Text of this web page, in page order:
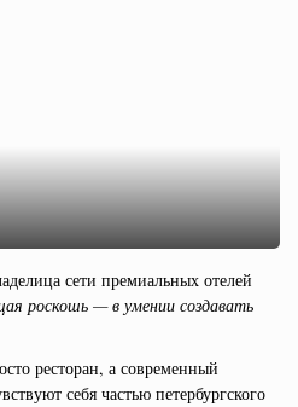
сети премиальных отелей
роскошь — в умении создавать
ресторан, а современный
себя частью петербургского